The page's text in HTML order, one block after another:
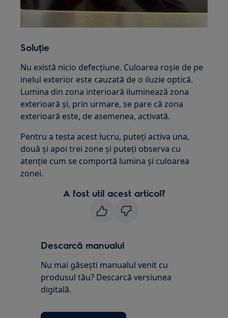
Soluție
Nu există nicio defecțiune. Culoarea roșie de pe
inelul exterior este cauzată de o iluzie optică.
Lumina din zona interioară iluminează zona
exterioară și, prin urmare, se pare că zona
exterioară este, de asemenea, activată.
Pentru a testa acest lucru, puteți activa una,
două și apoi trei zone și puteți observa cu
atenție cum se comportă lumina și culoarea
zonei.
A fost util acest articol?
Descarcă manualul
Nu mai găsești manualul venit cu
produsul tău? Descarcă versiunea
digitală.